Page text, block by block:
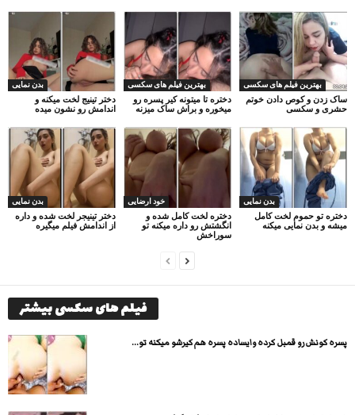
بدن نمایی
دختر تینیج لخت میکنه و
اندامش رو نشون میده
بهترین فیلم های سکسی
دختره تا میتونه کیر پسره رو
میخوره و براش ساک میزنه
بهترین فیلم های سکسی
ساک زدن و کوص دادن خوتم
حشری و سکسی
بدن نمایی
دختر تینیجر لخت شده و داره
از اندامش فیلم میگیره
خود ارضایی
دختره لخت کامل شده و
انگشتش رو داره میکنه تو
سوراخش
بدن نمایی
دختره تو حموم لخت کامل
میشه و بدن نمایی میکنه
فیلم های سکسی بیشتر
پسره کونش رو قمبل کرده وایساده پسره هم کیرشو میکنه تو...